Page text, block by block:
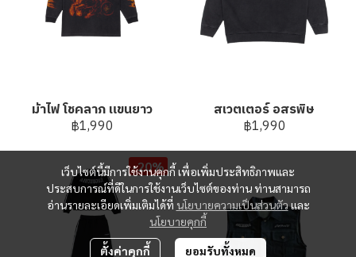
ม้าไฟ โชคลาภ แขนยาว
฿1,990
สเวตเตอร์ อสรพิษ
฿1,990
-20%
เว็บไซต์นี้มีการใช้งานคุกกี้ เพื่อเพิ่มประสิทธิภาพและ
ประสบการณ์ที่ดีในการใช้งานเว็บไซต์ของท่าน ท่านสามารถ
อ่านรายละเอียดเพิ่มเติมได้ที่ นโยบายความเป็นส่วนตัวและ
นโยบายคุกกี้
ตั้งค่าคุกกี้ ยอมรับทั้งหมด